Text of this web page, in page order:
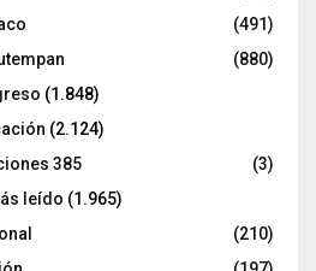
(491)
(880)
(1.848)
(2.124)
385
(3)
leído (1.965)
(210)